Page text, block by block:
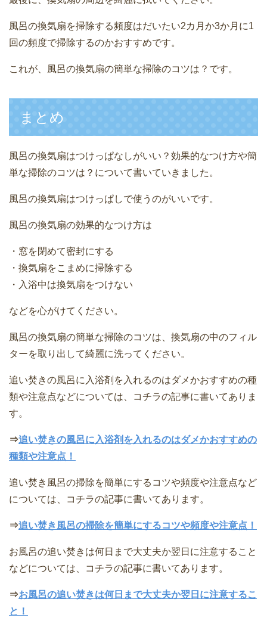
風呂の換気扇を掃除する頻度はだいたい2カ月か3か月に1
回の頻度で掃除するのかおすすめです。
これが、風呂の換気扇の簡単な掃除のコツは？です。
まとめ
風呂の換気扇はつけっぱなしがいい？効果的なつけ方や簡
単な掃除のコツは？について書いていきました。
風呂の換気扇はつけっぱしで使うのがいいです。
風呂の換気扇の効果的なつけ方は
・窓を閉めて密封にする
・換気扇をこまめに掃除する
・入浴中は換気扇をつけない
などを心がけてください。
風呂の換気扇の簡単な掃除のコツは、換気扇の中のフィル
ターを取り出して綺麗に洗ってください。
追い焚きの風呂に入浴剤を入れるのはダメかおすすめの種
類や注意点などについては、コチラの記事に書いてありま
す。
⇒追い焚きの風呂に入浴剤を入れるのはダメかおすすめの
種類や注意点！
追い焚き風呂の掃除を簡単にするコツや頻度や注意点など
については、コチラの記事に書いてあります。
⇒追い焚き風呂の掃除を簡単にするコツや頻度や注意点！
お風呂の追い焚きは何日まで大丈夫か翌日に注意すること
などについては、コチラの記事に書いてあります。
⇒お風呂の追い焚きは何日まで大丈夫か翌日に注意するこ
と！